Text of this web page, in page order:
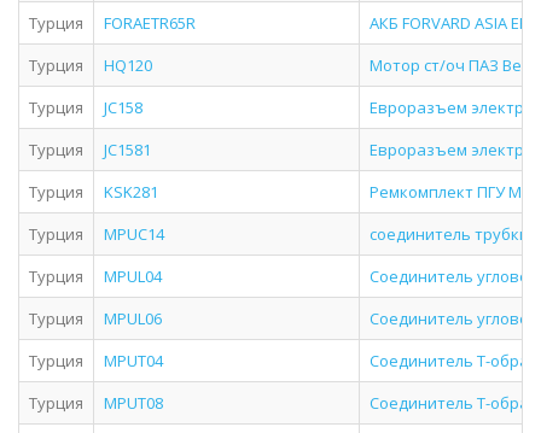
Турция
FORAETR65R
АКБ FORVARD ASIA
Турция
HQ120
Мотор ст/оч ПАЗ
Турция
JC158
Евроразъем
Турция
JC1581
Евроразъем
Турция
KSK281
Ремкомплект ПГУ МАН
Турция
MPUC14
соединитель трубки
Турция
MPUL04
Соединитель
Турция
MPUL06
Соединитель
Турция
MPUT04
Соединитель Т-
Турция
MPUT08
Соединитель Т-